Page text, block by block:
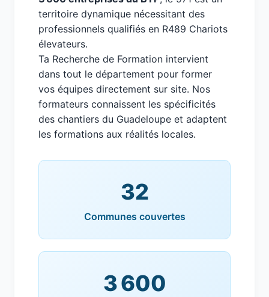
territoire dynamique nécessitant des
professionnels qualifiés en R489 Chariots
élevateurs.
Ta Recherche de Formation intervient
dans tout le département pour former
vos équipes directement sur site. Nos
formateurs connaissent les spécificités
des chantiers du Guadeloupe et adaptent
les formations aux réalités locales.
32
Communes couvertes
3 600